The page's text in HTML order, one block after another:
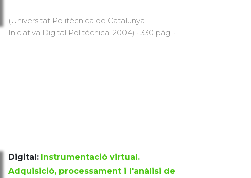
(Universitat Politècnica de Catalunya.
Iniciativa Digital Politècnica, 2004) · 330 pàg. ·
Digital: Instrumentació virtual.
Adquisició, processament i l'anàlisi de